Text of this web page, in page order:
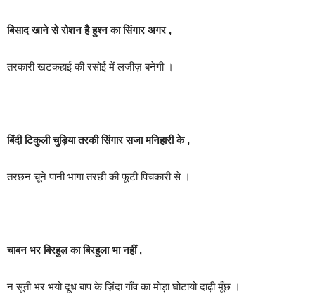
बिसाद खाने से रोशन है हुश्न का सिंगार अगर ,
तरकारी खटकहाई की रसोई में लजीज़ बनेगी ।
बिंदी टिकुली चुड़िया तरकी सिंगार सजा मनिहारी के ,
तरछन चूने पानी भागा तरछी की फूटी पिचकारी से ।
चाबन भर बिरहुल का बिरहुला भा नहीं ,
न सूती भर भयो दूध बाप के ज़िंदा गाँव का मोड़ा घोटायो दाढ़ी मूँछ ।